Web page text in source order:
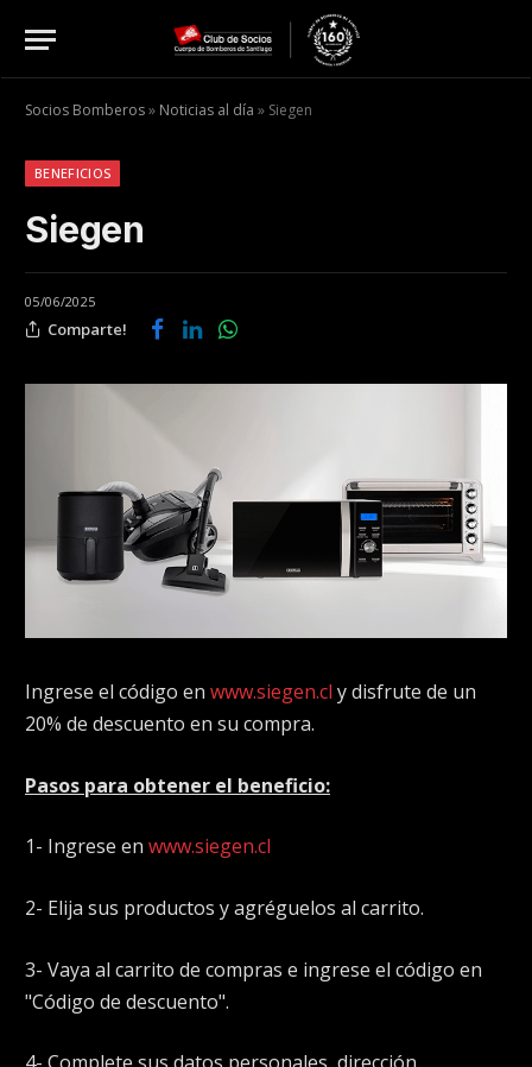
Socios Bomberos» Noticias al día » Siegen
BENEFICIOS
Siegen
05/06/2025
Comparte!
Ingrese el código en www.siegen.cl y disfrute de un
20% de descuento en su compra.
Pasos para obtener el beneficio:
1- Ingrese en www.siegen.cl
2- Elija sus productos y agréguelos al carrito.
3- Vaya al carrito de compras e ingrese el código en
"Código de descuento".